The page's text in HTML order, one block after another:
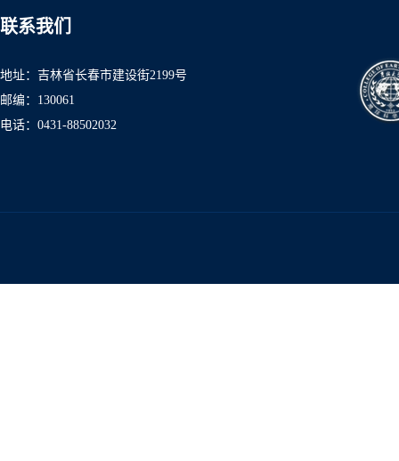
联系我们
地址：吉林省长春市建设街2199号
邮编：130061
电话：0431-88502032